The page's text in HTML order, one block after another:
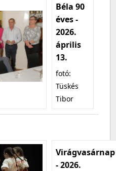
Béla 90
éves -
2026.
április
13.
fotó:
Tüskés
Tibor
Virágvasárnap
- 2026.